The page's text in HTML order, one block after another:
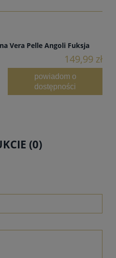
Vera Pelle Angoli Fuksja
149,99 zł
powiadom o
dostępności
(0)